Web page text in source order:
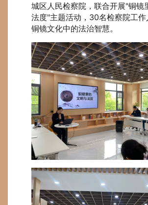
城区人民检察院，联合开展"铜镜
法度"主题活动，30名检察院工作
铜镜文化中的法治智慧。